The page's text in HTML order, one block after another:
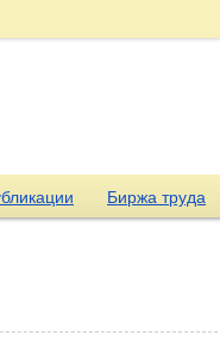
Биржа труда